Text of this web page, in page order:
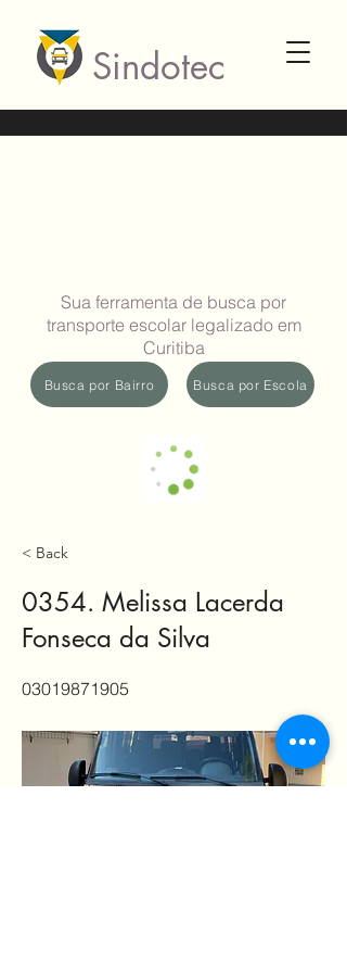
Sindotec
Sua ferramenta de busca por
transporte escolar legalizado em
Curitiba
Busca por Bairro Busca por Escola
< Back
0354. Melissa Lacerda
Fonseca da Silva
03019871905